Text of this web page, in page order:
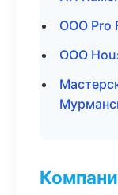
ООО Pro
ООО